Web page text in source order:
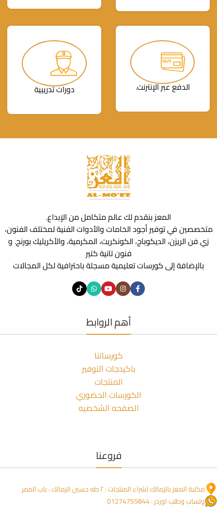
الدفع عبر الإنترنت. دورات تدريبية
المعز بنقدم لك عالم متكامل من الإبداع.
متخصصين في توفير أجود الخامات والأدوات الفنية لمختلف الفنون،
زي فن الريزن، الديكوباج، الكونكريت، المكرمية، والأكريليك بورنج. و
فنون تانية كتير
بالإضافة إلى كورسات تعليمية مسجلة باحترافية لكل المجالات
أهم الروابط
كورساتنا
باكيدجات التوفير
المنتجات
الكورسات الحضوري
الصفحه الشخصيه
فروعنا
مكتبة المعز بالزمالك لشراء المنتجات : ٢ طه حسين الزمالك ، باب الممر
وتساب وطلب اوردر : 01274755844